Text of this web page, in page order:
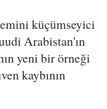
küçümseyici
Arabistan'ın
yeni bir örneği
kaybının